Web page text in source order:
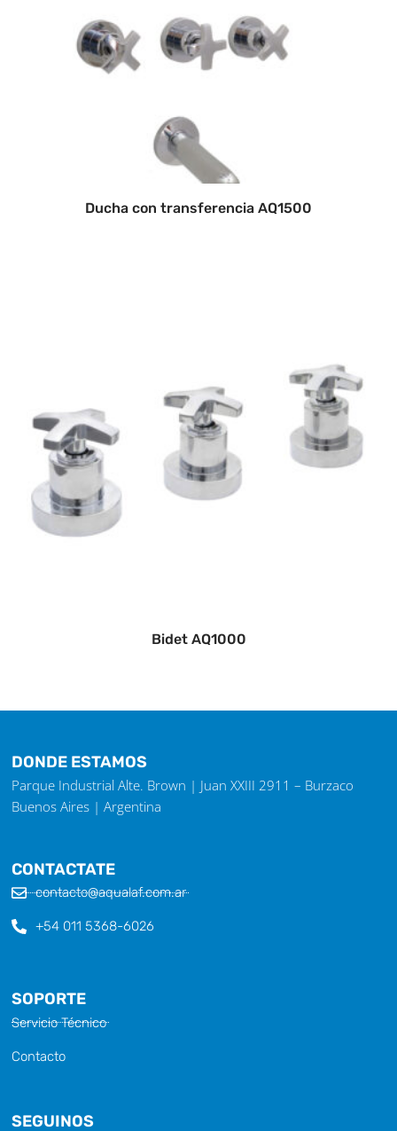
Ducha con transferencia AQ1500
Bidet AQ1000
DONDE ESTAMOS
Parque Industrial Alte. Brown | Juan XXIII 2911 – Burzaco
Buenos Aires | Argentina
CONTACTATE
contacto@aqualaf.com.ar
+54 011 5368-6026
SOPORTE
Servicio Técnico
Contacto
SEGUINOS